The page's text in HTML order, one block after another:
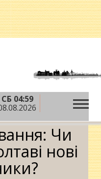
СБ 04:59
опитування: Чи
Чи
нові